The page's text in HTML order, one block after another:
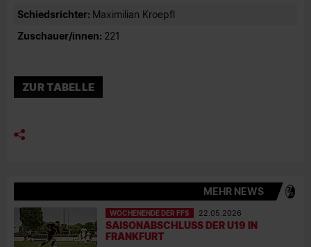
Schiedsrichter: Maximilian Kroepfl
Zuschauer/innen: 221
ZUR TABELLE
MEHR NEWS
WOCHENENDE DER FFS 22.05.2026
SAISONABSCHLUSS DER U19 IN
FRANKFURT